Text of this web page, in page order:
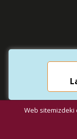
Web sitemizdeki